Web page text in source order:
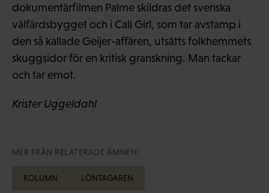
dokumentärfilmen Palme skildras det svenska
välfärdsbygget och i Call Girl, som tar avstamp i
den så kallade Geijer-affären, utsätts folkhemmets
skuggsidor för en kritisk granskning. Man tackar
och tar emot.
Krister Uggeldahl
MER FRÅN RELATERADE ÄMNEN:
KOLUMN LÖNTAGAREN